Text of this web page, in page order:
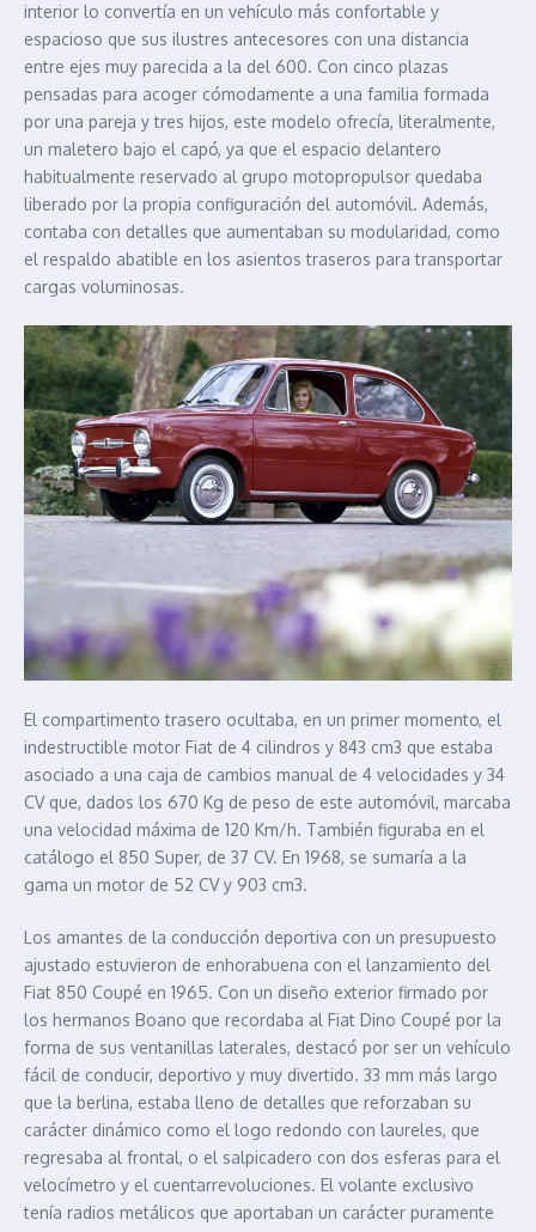
interior lo convertía en un vehículo más confortable y
espacioso que sus ilustres antecesores con una distancia
entre ejes muy parecida a la del 600. Con cinco plazas
pensadas para acoger cómodamente a una familia formada
por una pareja y tres hijos, este modelo ofrecía, literalmente,
un maletero bajo el capó, ya que el espacio delantero
habitualmente reservado al grupo motopropulsor quedaba
liberado por la propia configuración del automóvil. Además,
contaba con detalles que aumentaban su modularidad, como
el respaldo abatible en los asientos traseros para transportar
cargas voluminosas.
El compartimento trasero ocultaba, en un primer momento, el
indestructible motor Fiat de 4 cilindros y 843 cm3 que estaba
asociado a una caja de cambios manual de 4 velocidades y 34
CV que, dados los 670 Kg de peso de este automóvil, marcaba
una velocidad máxima de 120 Km/h. También figuraba en el
catálogo el 850 Super, de 37 CV. En 1968, se sumaría a la
gama un motor de 52 CV y 903 cm3.
Los amantes de la conducción deportiva con un presupuesto
ajustado estuvieron de enhorabuena con el lanzamiento del
Fiat 850 Coupé en 1965. Con un diseño exterior firmado por
los hermanos Boano que recordaba al Fiat Dino Coupé por la
forma de sus ventanillas laterales, destacó por ser un vehículo
fácil de conducir, deportivo y muy divertido. 33 mm más largo
que la berlina, estaba lleno de detalles que reforzaban su
carácter dinámico como el logo redondo con laureles, que
regresaba al frontal, o el salpicadero con dos esferas para el
velocímetro y el cuentarrevoluciones. El volante exclusivo
tenía radios metálicos que aportaban un carácter puramente